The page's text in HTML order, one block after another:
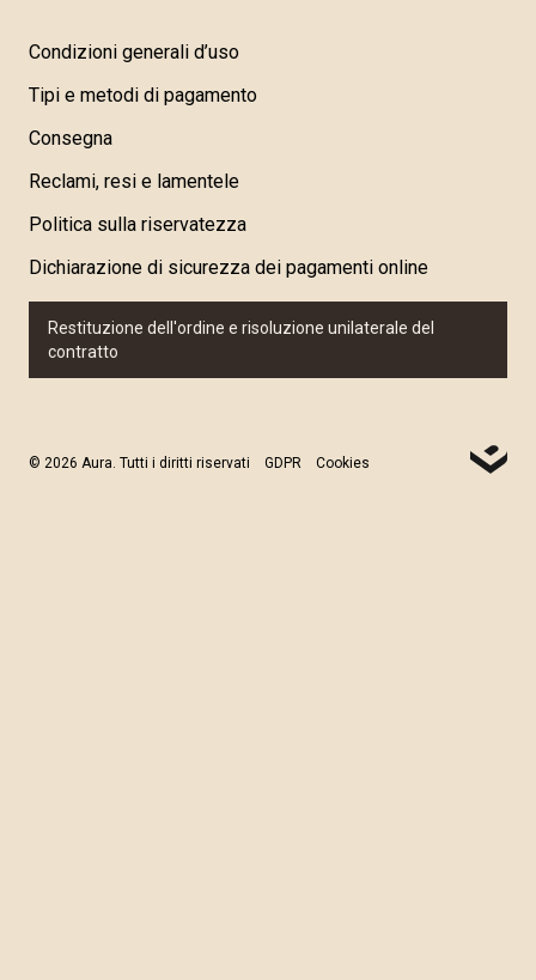
Condizioni generali d’uso
Tipi e metodi di pagamento
Consegna
Reclami, resi e lamentele
Politica sulla riservatezza
Dichiarazione di sicurezza dei pagamenti online
Restituzione dell'ordine e risoluzione unilaterale del
contratto
© 2026 Aura. Tutti i diritti riservati GDPR Cookies